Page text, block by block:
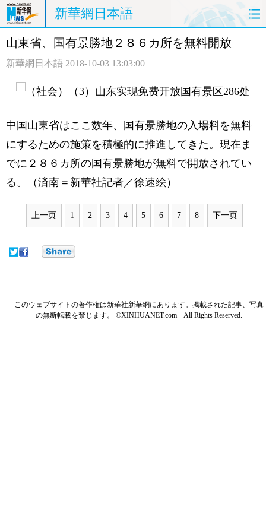
新華網日本語
ホームページ 政治 経済
山東省、国有景勝地２８６カ所を無料開放
新華網日本語 2018-10-03 13:03:00
中国山東省はここ数年、国有景勝地の入場料を無料
にするための施策を積極的に推進してきた。現在ま
でに２８６カ所の国有景勝地が無料で開放されてい
る。（済南＝新華社記者／徐速絵）
上一页 1 2 3 4 5 6 7 8 下一页
このウェブサイトの著作権は新華社新華網にあります。掲載された記事、写真
の無断転載を禁じます。 ©XINHUANET.com All Rights Reserved.